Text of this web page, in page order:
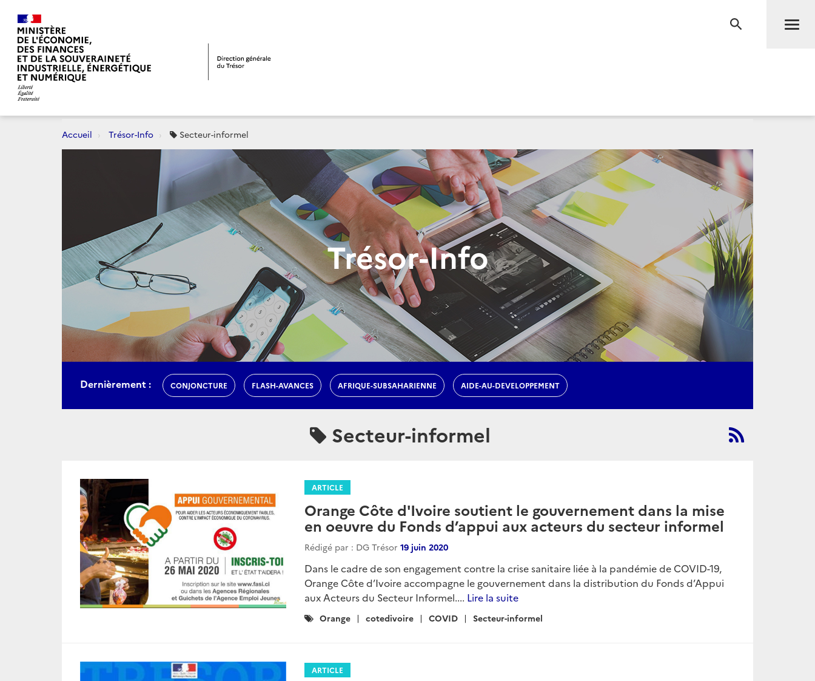
RECHERCHE
Accueil Trésor-Info Secteur-informel
Trésor-Info
Dernièrement : CONJONCTURE FLASH-AVANCES AFRIQUE-SUBSAHARIENNE AIDE-AU-DEVELOPPEMENT
Secteur-informel
ARTICLE
Orange Côte d'Ivoire soutient le gouvernement dans la mise
en oeuvre du Fonds d’appui aux acteurs du secteur informel
Rédigé par : DG Trésor 19 juin 2020
Dans le cadre de son engagement contre la crise sanitaire liée à la pandémie de COVID-19,
Orange Côte d’Ivoire accompagne le gouvernement dans la distribution du Fonds d’Appui
aux Acteurs du Secteur Informel.... Lire la suite
Catégories
Orange cotedivoire COVID Secteur-informel
ARTICLE